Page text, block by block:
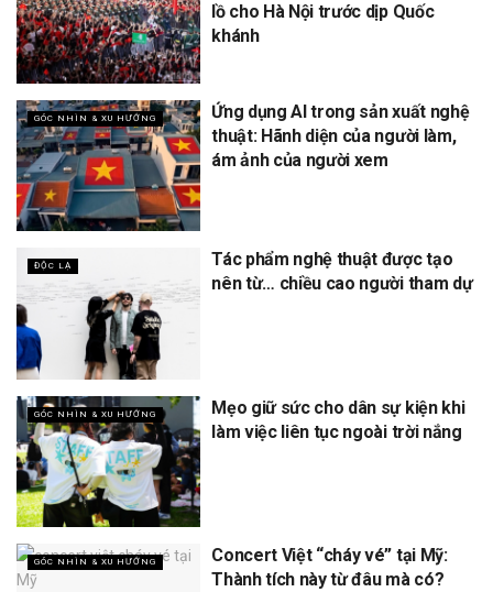
lồ cho Hà Nội trước dịp Quốc
khánh
GÓC NHÌN & XU HƯỚNG
Ứng dụng AI trong sản xuất nghệ
thuật: Hãnh diện của người làm,
ám ảnh của người xem
ĐỘC LẠ
Tác phẩm nghệ thuật được tạo
nên từ… chiều cao người tham dự
GÓC NHÌN & XU HƯỚNG
Mẹo giữ sức cho dân sự kiện khi
làm việc liên tục ngoài trời nắng
GÓC NHÌN & XU HƯỚNG
Concert Việt “cháy vé” tại Mỹ:
Thành tích này từ đâu mà có?